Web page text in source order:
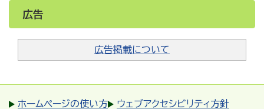
広告
広告掲載について
ホームページの使い方
ウェブアクセシビリティ方針